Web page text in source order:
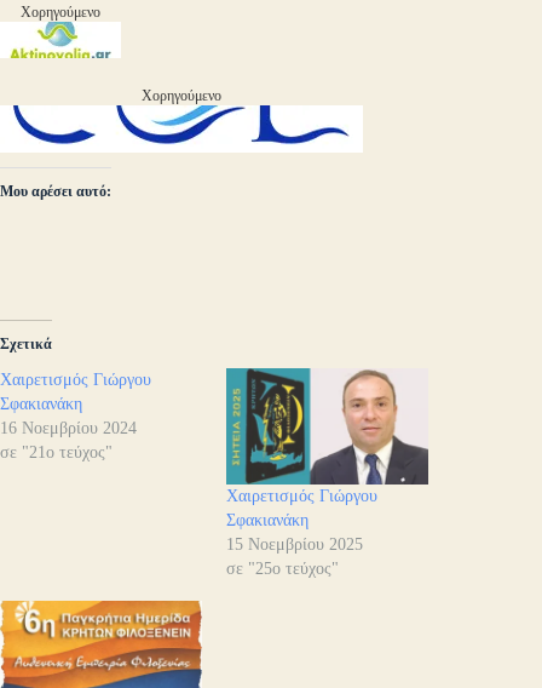
Χορηγούμενο
Χορηγούμενο
Μου αρέσει αυτό:
Σχετικά
Χαιρετισμός Γιώργου
Σφακιανάκη
16 Νοεμβρίου 2024
σε "21ο τεύχος"
Χαιρετισμός Γιώργου
Σφακιανάκη
15 Νοεμβρίου 2025
σε "25ο τεύχος"